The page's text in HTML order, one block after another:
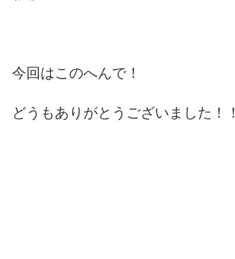
今回はこのへんで！
どうもありがとうございました！！